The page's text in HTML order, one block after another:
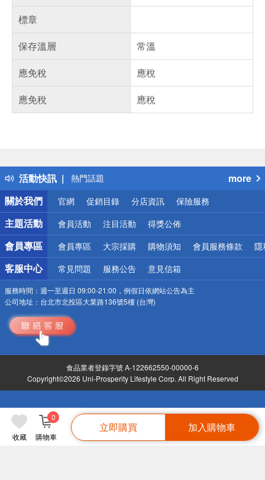
收藏 購物車
0
立即購買 加入購物車
標章
保存溫層
常溫
應免稅
應稅
應免稅
應稅
活動快訊
得獎公告
熱門話題
銀行優惠
偏遠地區配送
詐騙網頁！請小心！
more
關於我們
官網 促銷目錄 分店資訊 保險服務
主題活動 會員活動 注目活動 得獎公佈
會員專區 會員專區 大宗採購 購物須知 會員服務條款 隱
客服中心 常見問題 服務公告 意見信箱
服務時間： 週一至週日 09:00-21:00，例假日依網站公告為主
公司地址： 台北市北投區大業路136號5樓 (台灣)
食品業者登錄字號 A-122662550-00000-6
Copyright©2026 Uni-Prosperity Lifestyle Corp. All Right Reserved